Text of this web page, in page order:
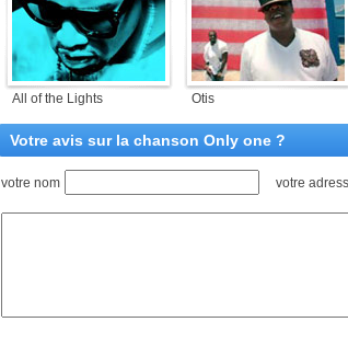
All of the Lights Otis
Votre avis sur la chanson Only one ?
votre nom votre